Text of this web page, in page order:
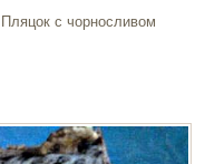
Пляцок с чорносливом